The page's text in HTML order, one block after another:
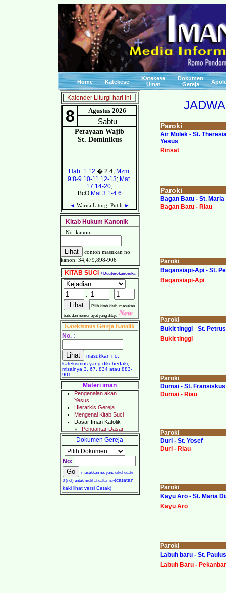
Home Katekese
Katekese
Umat
Dokumen
Gereja
Kalender Liturgi hari ini
Kitab Hukum Kanonik
No. kanon:
contoh masukan no
kanon: 34,479,898-906
KITAB SUCI +Deuterokanonika
: -
Pilih kitab kitab, masukan
bab, dan nomor ayat yang dituju
Katekismus Gereja Katolik
No. :
masukkan no.
katekismus yang dikehedaki,
misalnya 3, 67, 834 atau 883-
901
Materi iman
Dokumen Gereja
No:
masukkan no. yang dikehedaki -
0 (nol) untuk melihat daftar isi-(catatan
kaki lihat versi Cetak)
Paroki
Air Molek - St.
Yesus
Rinsat
Paroki
Bagan Batu - St.
Bagan Batu - Riau
Paroki
Bagansiapi-Api - St.
Bagansiapi-Api
Paroki
Bukit tinggi - St.
Bukit tinggi
Paroki
Dumai - St.
Dumai - Riau
Paroki
Duri - St. Yosef
Duri - Riau
Paroki
Kayu Aro - St. Maria
Kayu Aro
Paroki
Labuh baru - St. Paulus
Labuh Baru -